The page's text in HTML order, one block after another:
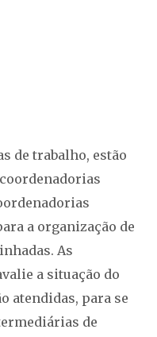
de trabalho, estão
a organização de
As
a situação do
atendidas, para se
de